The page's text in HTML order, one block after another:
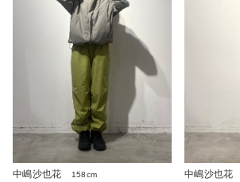
中嶋沙也花
158cm
中嶋沙也花